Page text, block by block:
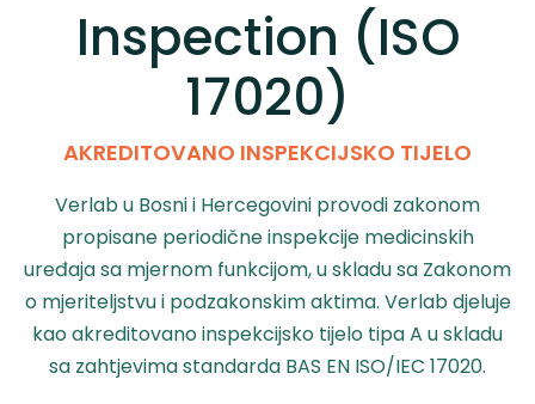
Inspection (ISO
17020)
AKREDITOVANO INSPEKCIJSKO TIJELO
Verlab u Bosni i Hercegovini provodi zakonom
propisane periodične inspekcije medicinskih
uređaja sa mjernom funkcijom, u skladu sa Zakonom
o mjeriteljstvu i podzakonskim aktima. Verlab djeluje
kao akreditovano inspekcijsko tijelo tipa A u skladu
sa zahtjevima standarda BAS EN ISO/IEC 17020.